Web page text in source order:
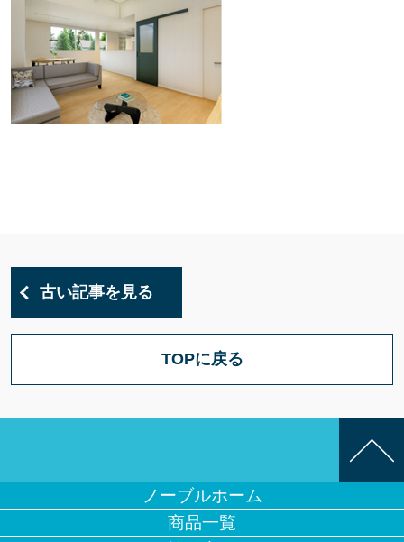
古い記事を見る
TOPに戻る
ノーブルホーム
商品一覧